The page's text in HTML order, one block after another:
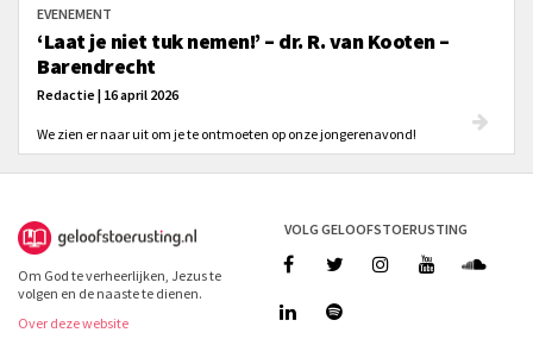
EVENEMENT
‘Laat je niet tuk nemen!’ – dr. R. van Kooten –
Barendrecht
Redactie | 16 april 2026
We zien er naar uit om je te ontmoeten op onze jongerenavond!
Om God te verheerlijken, Jezus te
volgen en de naaste te dienen.
Over deze website
VOLG GELOOFSTOERUSTING